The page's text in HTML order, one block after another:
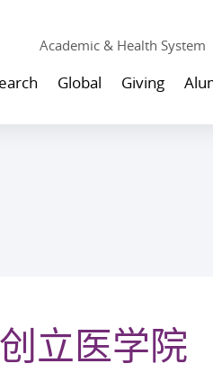
Academic & Health System
Global Giving
立医学院